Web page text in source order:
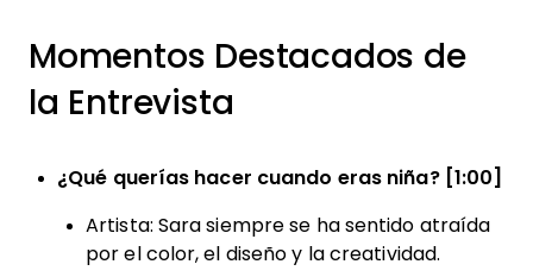
Momentos Destacados de
la Entrevista
¿Qué querías hacer cuando eras niña? [1:00]
Artista: Sara siempre se ha sentido atraída
por el color, el diseño y la creatividad.